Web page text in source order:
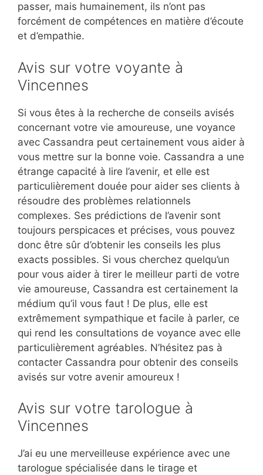
passer, mais humainement, ils n’ont pas
forcément de compétences en matière d’écoute
et d’empathie.
Avis sur votre voyante à
Vincennes
Si vous êtes à la recherche de conseils avisés
concernant votre vie amoureuse, une voyance
avec Cassandra peut certainement vous aider à
vous mettre sur la bonne voie. Cassandra a une
étrange capacité à lire l’avenir, et elle est
particulièrement douée pour aider ses clients à
résoudre des problèmes relationnels
complexes. Ses prédictions de l’avenir sont
toujours perspicaces et précises, vous pouvez
donc être sûr d’obtenir les conseils les plus
exacts possibles. Si vous cherchez quelqu’un
pour vous aider à tirer le meilleur parti de votre
vie amoureuse, Cassandra est certainement la
médium qu’il vous faut ! De plus, elle est
extrêmement sympathique et facile à parler, ce
qui rend les consultations de voyance avec elle
particulièrement agréables. N’hésitez pas à
contacter Cassandra pour obtenir des conseils
avisés sur votre avenir amoureux !
Avis sur votre tarologue à
Vincennes
J’ai eu une merveilleuse expérience avec une
tarologue spécialisée dans le tirage et